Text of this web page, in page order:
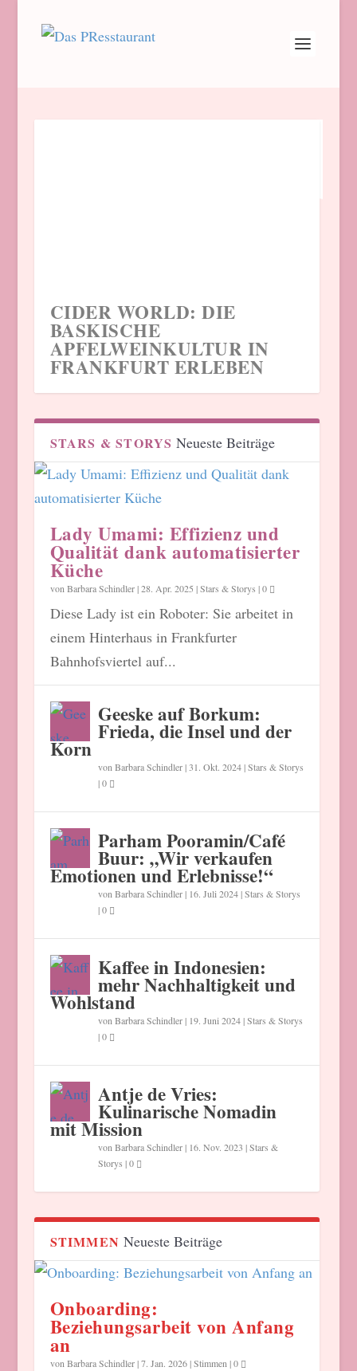
JAMIE OLIVER: NEUES
BUCH MACHT GRILLEN
EINFACH
CIDER WORLD: DIE
BASKISCHE
APFELWEINKULTUR IN
FRANKFURT ERLEBEN
ONBOARDING:
BEZIEHUNGSARBEIT VON
ANFANG AN
WORKSHOP: MEHR
LOKALE HELDEN AUF DIE
TELLER!
GASTRO SESSIONS: MIT
AUTHENTIZITÄT UND
GÄNSEHAUT ZUR LOVE
BRAND
STARS & STORYS Neueste Beiträge
Lady Umami: Effizienz und
Qualität dank automatisierter
Küche
von Barbara Schindler|28. Apr. 2025 |Stars & Storys |0
Diese Lady ist ein Roboter: Sie arbeitet in
einem Hinterhaus in Frankfurter
Bahnhofsviertel auf...
Geeske auf Borkum:
Frieda, die Insel und der
Korn
von Barbara Schindler|31. Okt. 2024|Stars & Storys
|0
Parham Pooramin/Café
Buur: „Wir verkaufen
Emotionen und Erlebnisse!“
von Barbara Schindler| 16. Juli 2024|Stars & Storys
|0
Kaffee in Indonesien:
mehr Nachhaltigkeit und
Wohlstand
von Barbara Schindler| 19. Juni 2024|Stars & Storys
|0
Antje de Vries:
Kulinarische Nomadin
mit Mission
von Barbara Schindler| 16. Nov. 2023 |Stars &
Storys |0
STIMMEN Neueste Beiträge
Onboarding:
Beziehungsarbeit von Anfang
an
von Barbara Schindler|7. Jan. 2026|Stimmen |0